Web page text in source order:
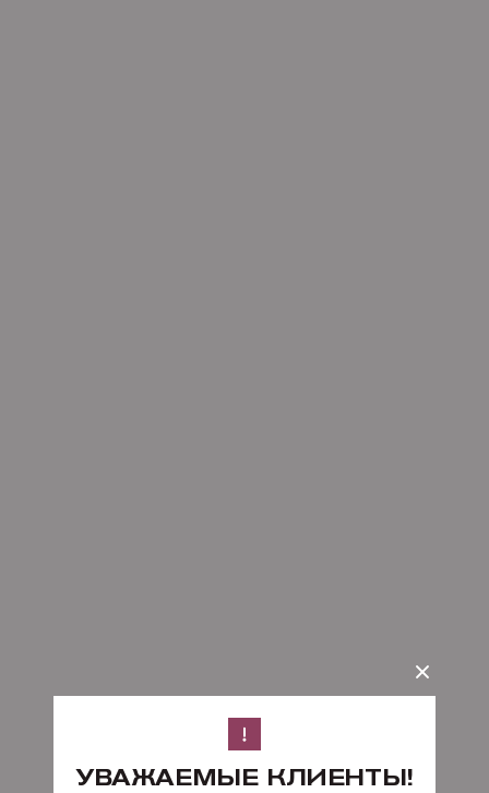
УВАЖАЕМЫЕ КЛИЕНТЫ!